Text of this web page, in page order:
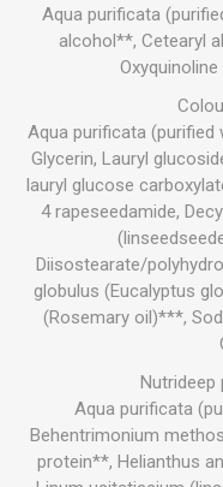
Aqua purificata
alcohol**, Cetearyl
Aqua purificata
Glycerin, Lauryl
lauryl glucose
4 rapeseedamide,
Diisostearate/
globulus (Eucalyptus
(Rosemary oil)***,
Nutrideep
Aqua purificata
Behentrimonium
protein**, Helianthus